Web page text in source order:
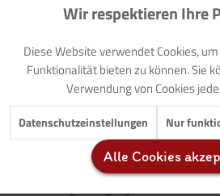
Vorwort: Thematische Einführung (mit
Gesprächsimpuls: Vom Ringlein und
Gestaltungsanregung: Olympische
Bewegungsgeschichte: Im
Gestaltungsanregung: Medaillen
Bewegungsübung: Lebe deine
Hintergrundinfo: Olympische Ringe
Funktionale
Marketing
Tracking
Wir respektieren Ihre
Diese Website verwendet Cookies,
Funktionalität bieten zu können. Sie
Verwendung von Cookies
Datenschutzeinstellungen Nur
Alle Cookies